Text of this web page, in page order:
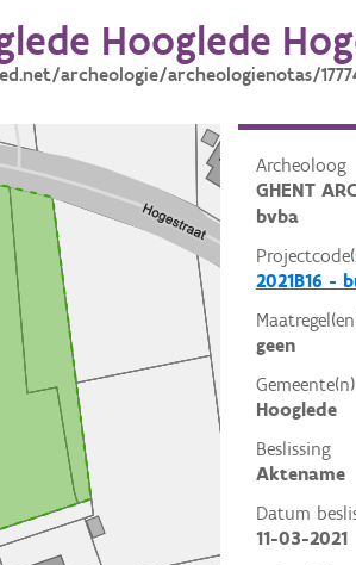
Hooglede
archeologie/archeologienotas/
Archeoloog
GHENT
bvba
2021B16 -
geen
Gemeente(n)
Hooglede
Beslissing
Aktename
Datum
11-03-2021